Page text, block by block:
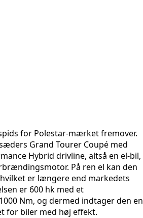
for Polestar-mærket fremover.
Grand Tourer Coupé med
Hybrid drivline, altså en el-bil,
På ren el kan den
er længere end markedets
er 600 hk med et
Nm, og dermed indtager den en
for biler med høj effekt.